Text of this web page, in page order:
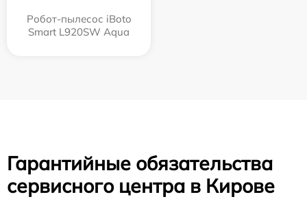
Робот-пылесос iBoto
Smart L920SW Aqua
Гарантийные обязательства
сервисного центра в Кирове